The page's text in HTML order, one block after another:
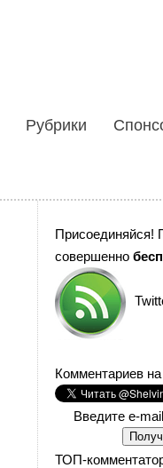
Рубрики
Присоединяйся!
совершенно
Комментариев на
Введите e-
ТОП-